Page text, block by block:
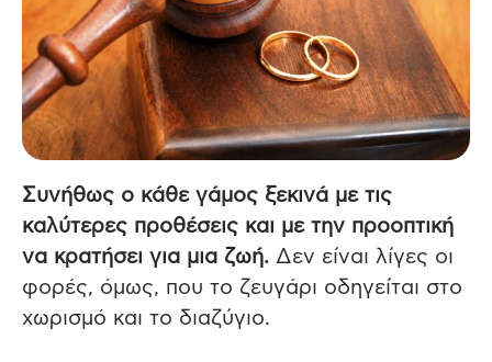
Συνήθως ο κάθε γάμος ξεκινά με τις
καλύτερες προθέσεις και με την προοπτική
να κρατήσει για μια ζωή. Δεν είναι λίγες οι
φορές, όμως, που το ζευγάρι οδηγείται στο
χωρισμό και το διαζύγιο.